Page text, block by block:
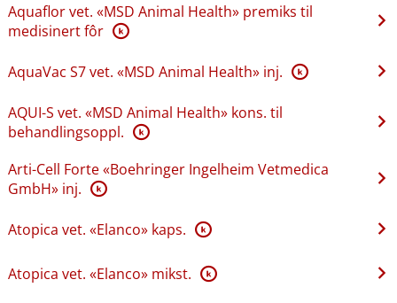
Aquaflor vet. «MSD Animal Health» premiks til
medisinert fôr K
AquaVac S7 vet. «MSD Animal Health» inj. K
AQUI-S vet. «MSD Animal Health» kons. til
behandlingsoppl. K
Arti-Cell Forte «Boehringer Ingelheim Vetmedica
GmbH» inj. K
Atopica vet. «Elanco» kaps. K
Atopica vet. «Elanco» mikst. K